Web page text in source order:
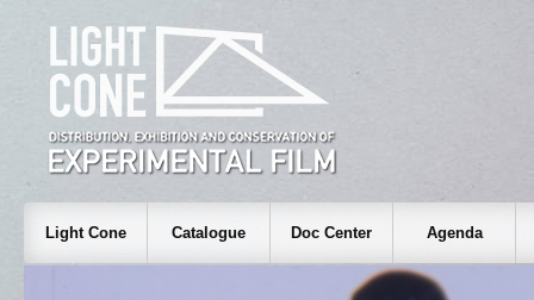
Light Cone Catalogue Doc Center Agenda